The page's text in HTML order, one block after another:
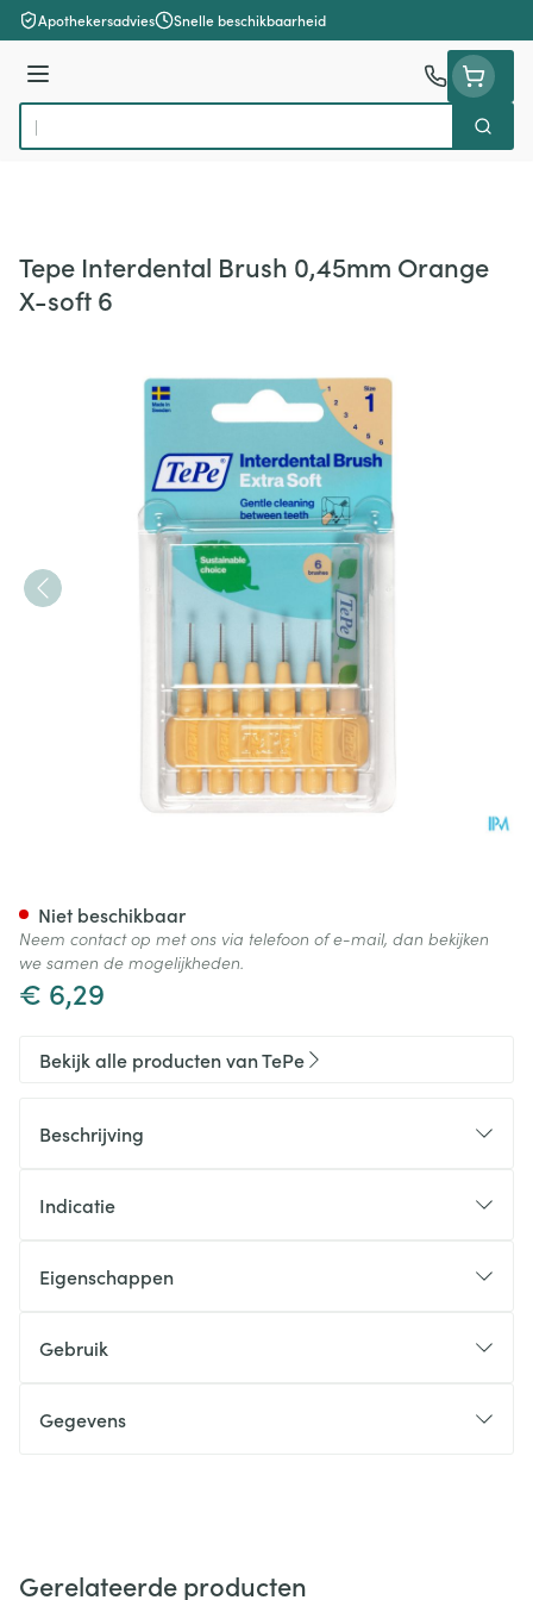
Ga naar de inhoud
Apothekersadvies Snelle beschikbaarheid
Menu
Product, merk, categorie...
Zoek
Tepe Interdental Brush 0,45mm Orange
X-soft 6
€ 6,29
Niet beschikbaar
Neem contact op met ons via telefoon of e-mail, dan bekijken
we samen de mogelijkheden.
Bekijk alle producten van TePe
Beschrijving
Indicatie
Eigenschappen
Gebruik
Gegevens
Gerelateerde producten